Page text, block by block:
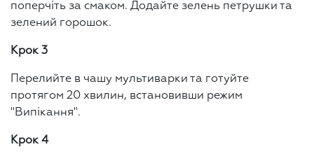
поперчіть за смаком. Додайте зелень петрушки та
зелений горошок.
Крок 3
Перелийте в чашу мультиварки та готуйте
протягом 20 хвилин, встановивши режим
"Випікання".
Крок 4